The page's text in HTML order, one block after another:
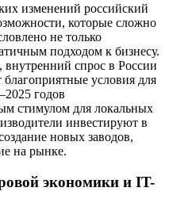
изменений российский
которые сложно
не только
подходом к бизнесу.
спрос в России
благоприятные условия для
годов
стимулом для локальных
инвестируют в
новых заводов,
на рынке.
экономики и IT-